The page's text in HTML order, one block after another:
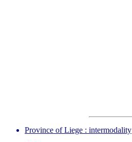
Province of Liege : intermodality